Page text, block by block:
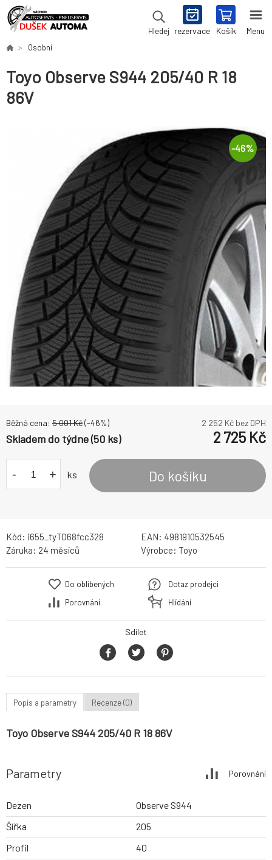
Hledej rezervace Košík Menu
Osobní
Toyo Observe S944 205/40 R 18
86V
-46%
Běžná cena: 5 001Kč(-46%) 2 252 Kč bez DPH
Skladem do týdne (50 ks) 2 725 Kč
- + ks Do košíku
Kód: i655_tyTO68fcc328 EAN: 4981910532545
Záruka: 24 měsíců Výrobce: Toyo
Do oblíbených
Porovnání
Dotaz prodejci
Hlídání
Sdílet
Popis a parametry Recenze (0)
Toyo Observe S944 205/40 R 18 86V
Parametry Porovnání
Dezen
Observe S944
Šířka
205
Profil
40